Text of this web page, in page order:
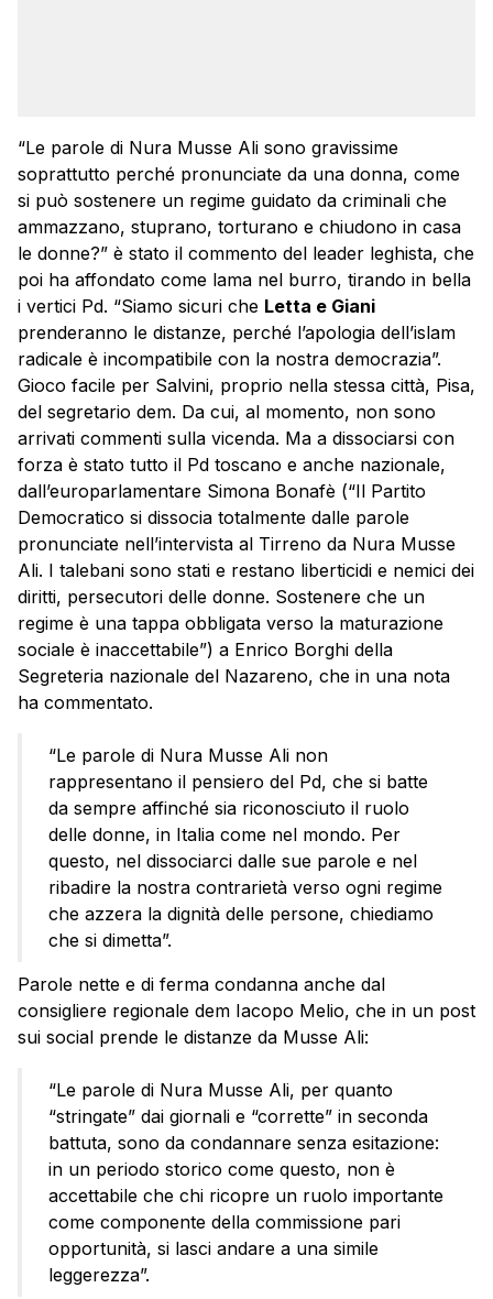
“Le parole di Nura Musse Ali sono gravissime
soprattutto perché pronunciate da una donna, come
si può sostenere un regime guidato da criminali che
ammazzano, stuprano, torturano e chiudono in casa
le donne?” è stato il commento del leader leghista, che
poi ha affondato come lama nel burro, tirando in bella
i vertici Pd. “Siamo sicuri che Letta e Giani
prenderanno le distanze, perché l’apologia dell’islam
radicale è incompatibile con la nostra democrazia”.
Gioco facile per Salvini, proprio nella stessa città, Pisa,
del segretario dem. Da cui, al momento, non sono
arrivati commenti sulla vicenda. Ma a dissociarsi con
forza è stato tutto il Pd toscano e anche nazionale,
dall’europarlamentare Simona Bonafè (“Il Partito
Democratico si dissocia totalmente dalle parole
pronunciate nell’intervista al Tirreno da Nura Musse
Ali. I talebani sono stati e restano liberticidi e nemici dei
diritti, persecutori delle donne. Sostenere che un
regime è una tappa obbligata verso la maturazione
sociale è inaccettabile”) a Enrico Borghi della
Segreteria nazionale del Nazareno, che in una nota
ha commentato.
“Le parole di Nura Musse Ali non
rappresentano il pensiero del Pd, che si batte
da sempre affinché sia riconosciuto il ruolo
delle donne, in Italia come nel mondo. Per
questo, nel dissociarci dalle sue parole e nel
ribadire la nostra contrarietà verso ogni regime
che azzera la dignità delle persone, chiediamo
che si dimetta”.
Parole nette e di ferma condanna anche dal
consigliere regionale dem Iacopo Melio, che in un post
sui social prende le distanze da Musse Ali:
“Le parole di Nura Musse Ali, per quanto
“stringate” dai giornali e “corrette” in seconda
battuta, sono da condannare senza esitazione:
in un periodo storico come questo, non è
accettabile che chi ricopre un ruolo importante
come componente della commissione pari
opportunità, si lasci andare a una simile
leggerezza”.